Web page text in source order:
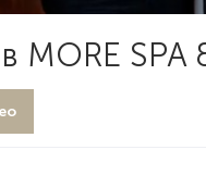
MORE SPA